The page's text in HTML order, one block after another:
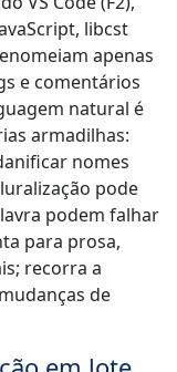
libcst
apenas
e comentários
natural é
armadilhas:
nomes
pode
podem falhar
para prosa,
recorra a
de